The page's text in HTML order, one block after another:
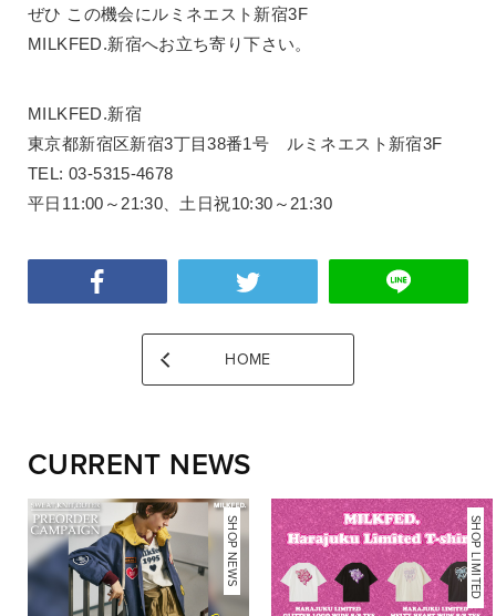
ぜひ この機会にルミネエスト新宿3F
MILKFED.新宿へお立ち寄り下さい。
MILKFED.新宿
東京都新宿区新宿3丁目38番1号 ルミネエスト新宿3F
TEL: 03-5315-4678
平日11:00～21:30、土日祝10:30～21:30
HOME
CURRENT NEWS
NEWS
SHOP NEWS SHOP LIMITED